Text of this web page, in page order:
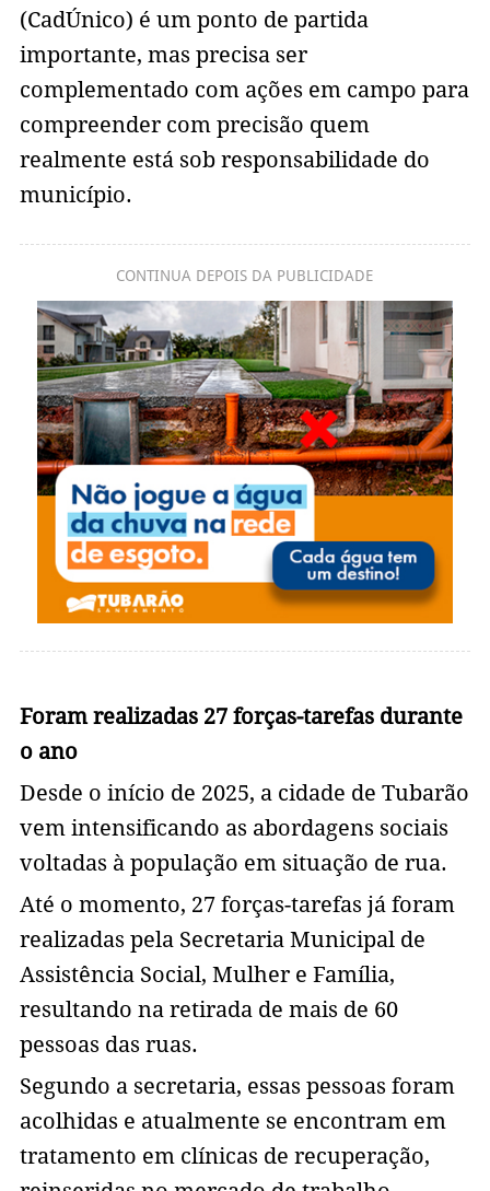
(CadÚnico) é um ponto de partida
importante, mas precisa ser
complementado com ações em campo para
compreender com precisão quem
realmente está sob responsabilidade do
município.
CONTINUA DEPOIS DA PUBLICIDADE
Foram realizadas 27 forças-tarefas durante
o ano
Desde o início de 2025, a cidade de Tubarão
vem intensificando as abordagens sociais
voltadas à população em situação de rua.
Até o momento, 27 forças-tarefas já foram
realizadas pela Secretaria Municipal de
Assistência Social, Mulher e Família,
resultando na retirada de mais de 60
pessoas das ruas.
Segundo a secretaria, essas pessoas foram
acolhidas e atualmente se encontram em
tratamento em clínicas de recuperação,